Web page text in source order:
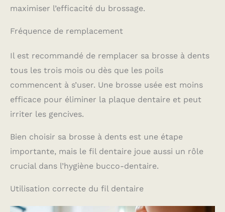
maximiser l’efficacité du brossage.
Fréquence de remplacement
Il est recommandé de remplacer sa brosse à dents
tous les trois mois ou dès que les poils
commencent à s’user. Une brosse usée est moins
efficace pour éliminer la plaque dentaire et peut
irriter les gencives.
Bien choisir sa brosse à dents est une étape
importante, mais le fil dentaire joue aussi un rôle
crucial dans l’hygiène bucco-dentaire.
Utilisation correcte du fil dentaire